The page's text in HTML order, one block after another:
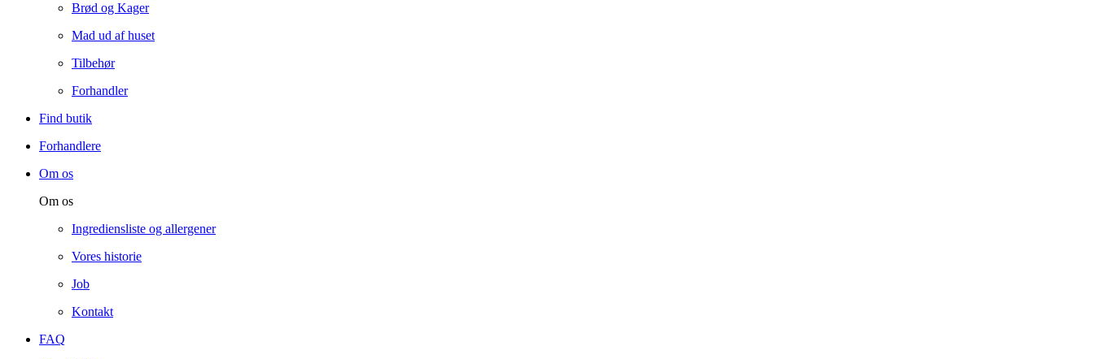
Brød og Kager
Mad ud af huset
Tilbehør
Forhandler
Find butik
Forhandlere
Om os
Om os
Ingrediensliste og allergener
Vores historie
Job
Kontakt
FAQ